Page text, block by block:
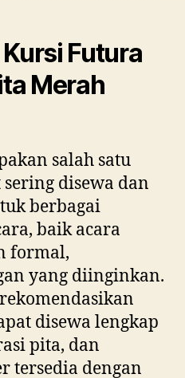
Futura
Merah
salah satu
disewa dan
berbagai
baik acara
formal,
yang diinginkan.
disewa lengkap
pita, dan
tersedia dengan